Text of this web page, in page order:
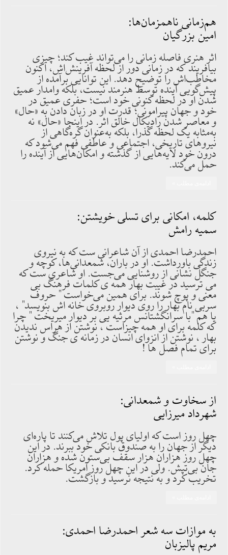
هم‌زمانی ناهمزمان‌ها:
امین بزرگیان
اثر هنری فاصله زمانی را می‌تواند غیب کند؛ چیزی
بیافریند که در زمانی دور از لحظه آفرینش‌اش، اکنون
مخاطب‌اش را توضیح دهد. این توانایی برآمده از
پیش‌گویی آینده توسط هنرمند نیست، بلکه وامدار عمیق
شدن او در لحظه کنونی خود است؛ حفری عمیق در
خود و جهان پیرامونی؛ قدرت او در زبان دادن به «حال»
و معاصر شدن رادیکال خالق اثر. در اینجا «حال» نه
به‌مثابه یک لحظه گذرا، بلکه به‌عنوان گره‌گاهی از
نیروهای تاریخی، اجتماعی و عاطفی فهم می‌شود که
درون خود لایه‌هایی از گذشته و امکان‌هایی از آینده را
حمل می‌کند.
کلمه، امکانی برای تسلی خویشتن:
سمیه رامش
احمدرضا احمدی از آن شاعرانی ست که به نیروی
زندگی باورداشت. او در باران، شمعدانی‌ها، کوچه و
جنگل نشانی از روشنایی می‌جست. او شاعری ست که
می ترسید در غیبت بهار همه ی کلمات فرهنگ بی
معنی و پوچ شوند. برای همین می‌خواست " حروف
سربی نام بهار را روی دیوار روبروی خانه اش بنویسد" ،
یا هم "با سرانگشتانس مرثیه یی بر دیوار میریخت " چرا
که کلمه برای او همه چیزاست ، نوشتن از هراس ندیدن
بهار ، نوشتن از انزوای انسان در زمانه ی جنگ و نوشتن
برای تمام فصل ها !
از سخاوت و شمعدانی:
شهرداد میرزایی
چهل روز است که اولیای پول تلاش می‌کنند تا پاره‌ای
دیگر از جهان را به صندوق بانکی خود ببرند. در این
چهل روز هزاران هزار سقف بی‌ستون شده و هزاران
جان بی‌تپش. ولی در این چهل روز آمریکا حمله کرد.
تخریب کرد و به نتیجه نرسید و بازگشت.
به موازات سه شعر احمدرضا احمدی:
مریم پالیزبان